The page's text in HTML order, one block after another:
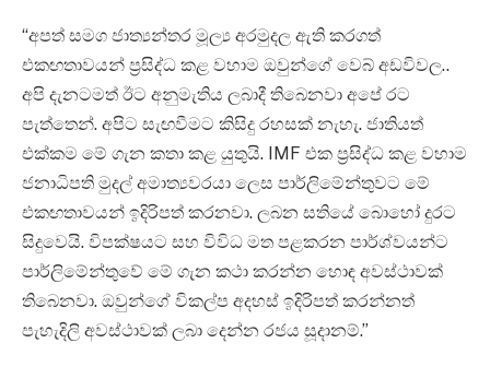
“අපත් සමග ජාත්‍යන්තර මූල්‍ය අරමුදල ඇති කරගත්
එකඟතාවයන් ප්‍රසිද්ධ කළ වහාම ඔවුන්ගේ වෙබ් අඩවිවල..
අපි දැනටමත් ඊට අනුමැතිය ලබාදී තිබෙනවා අපේ රට
පැත්තෙන්. අපිට සැඟවීමට කිසිදු රහසක් නැහැ. ජාතියත්
එක්කම මේ ගැන කතා කළ යුතුයි. IMF එක ප්‍රසිද්ධ කළ වහාම
ජනාධිපති මුදල් අමාත්‍යවරයා ලෙස පාර්ලිමේන්තුවට මේ
එකඟතාවයන් ඉදිරිපත් කරනවා. ලබන සතියේ බොහෝ දුරට
සිදුවෙයි. විපක්ෂයට සහ විවිධ මත පළකරන පාර්ශ්වයන්ට
පාර්ලිමේන්තුවේ මේ ගැන කථා කරන්න හොඳ අවස්ථාවක්
තිබෙනවා. ඔවුන්ගේ විකල්ප අදහස් ඉදිරිපත් කරන්නත්
පැහැදිලි අවස්ථාවක් ලබා දෙන්න රජය සූදානම්.”